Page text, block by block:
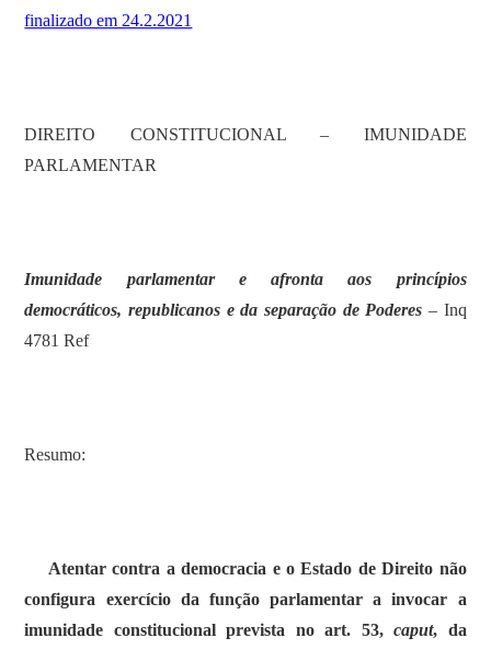
finalizado em 24.2.2021
DIREITO CONSTITUCIONAL – IMUNIDADE
PARLAMENTAR
Imunidade parlamentar e afronta aos princípios
democráticos, republicanos e da separação de Poderes – Inq
4781 Ref
Resumo:
Atentar contra a democracia e o Estado de Direito não
configura exercício da função parlamentar a invocar a
imunidade constitucional prevista no art. 53,caput, da